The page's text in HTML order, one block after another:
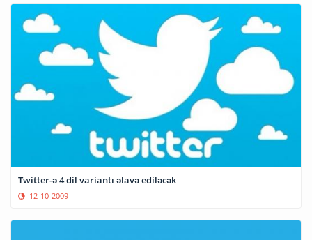
Twitter-ə 4 dil variantı əlavə ediləcək
12-10-2009